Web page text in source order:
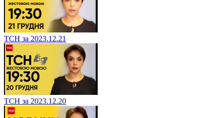
ТСН за 2023.12.21
ТСН за 2023.12.20